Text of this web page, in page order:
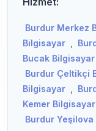
Burdur Merkez
Bilgisayar
Bucak Bilgisayar
Burdur Çeltikçi
Bilgisayar
Kemer Bilgisayar
Burdur